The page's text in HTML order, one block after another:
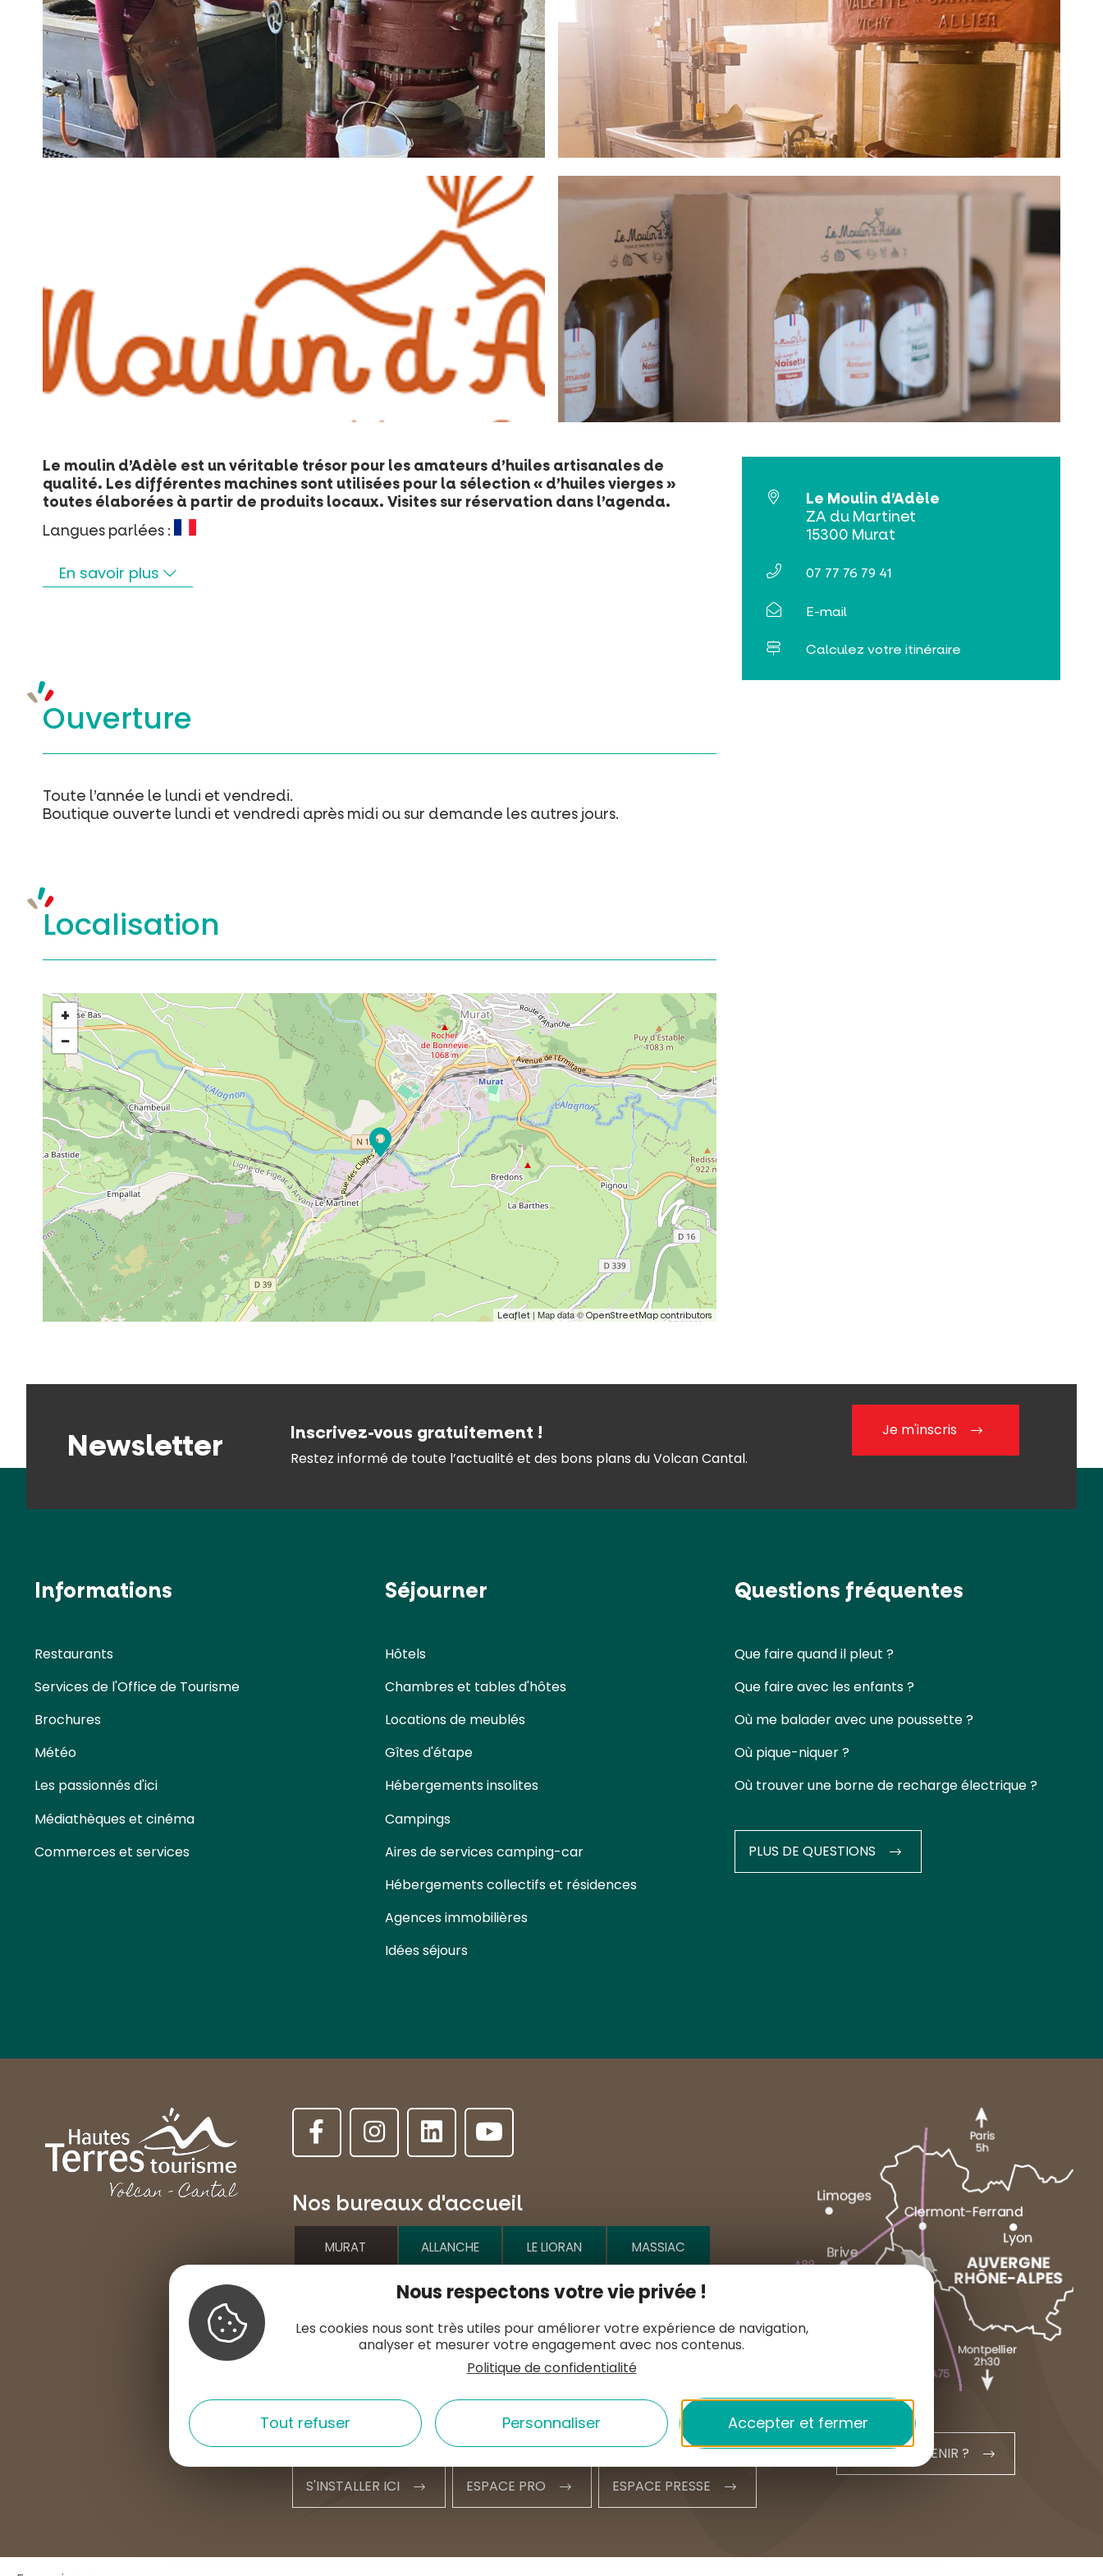
Le moulin d’Adèle est un véritable trésor pour les amateurs d’huiles artisanales de
qualité. Les différentes machines sont utilisées pour la sélection « d’huiles vierges »
toutes élaborées à partir de produits locaux. Visites sur réservation dans l’agenda.
Langues parlées :
En savoir plus
Ouverture
Toute l’année le lundi et vendredi.
Boutique ouverte lundi et vendredi après midi ou sur demande les autres jours.
Localisation
+
−
Leaflet | Map data ©OpenStreetMap contributors
Le Moulin d’Adèle
ZA du Martinet
15300 Murat
07 77 76 79 41
E-mail
Calculez votre itinéraire
Newsletter Inscrivez-vous gratuitement !
Restez informé de toute l’actualité et des bons plans du Volcan Cantal.
Je m'inscris
Informations
Restaurants
Services de l'Office de Tourisme
Brochures
Météo
Les passionnés d'ici
Médiathèques et cinéma
Commerces et services
Séjourner
Hôtels
Chambres et tables d'hôtes
Locations de meublés
Gîtes d'étape
Hébergements insolites
Campings
Aires de services camping-car
Hébergements collectifs et résidences
Agences immobilières
Idées séjours
Questions fréquentes
Que faire quand il pleut ?
Que faire avec les enfants ?
Où me balader avec une poussette ?
Où pique-niquer ?
Où trouver une borne de recharge électrique ?
PLUS DE QUESTIONS
Nos bureaux d'accueil
MURAT ALLANCHE LE LIORAN MASSIAC NEUSSARGUES
Place de l'Hôtel de ville
+33 4 71 20 09 47
contact@hautesterrestourisme.fr
contact@hautesterrestourisme.fr
Nous contacter Nos horaires
S'INSTALLER ICI ESPACE PRO ESPACE PRESSE
COMMENT VENIR ?
Nous respectons votre vie privée !
Les cookies nous sont très utiles pour améliorer votre expérience de navigation,
analyser et mesurer votre engagement avec nos contenus.
Politique de confidentialité
Accepter et fermer
Personnaliser
Tout refuser